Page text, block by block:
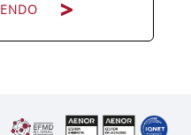
española